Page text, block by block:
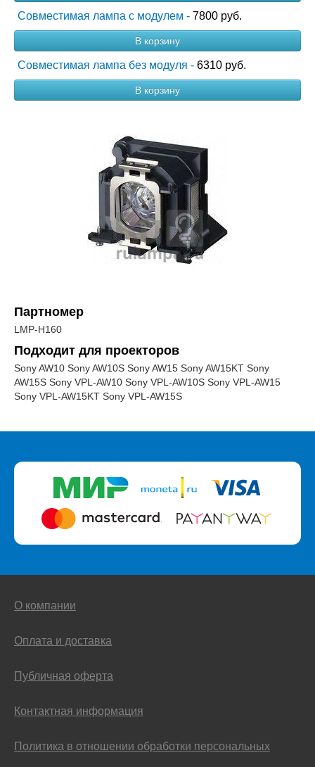
Совместимая лампа с модулем - 7800 руб.
В корзину
Совместимая лампа без модуля - 6310 руб.
В корзину
Партномер
LMP-H160
Подходит для проекторов
Sony AW10 Sony AW10S Sony AW15 Sony AW15KT Sony
AW15S Sony VPL-AW10 Sony VPL-AW10S Sony VPL-AW15
Sony VPL-AW15KT Sony VPL-AW15S
О компании
Оплата и доставка
Публичная оферта
Контактная информация
Политика в отношении обработки персональных